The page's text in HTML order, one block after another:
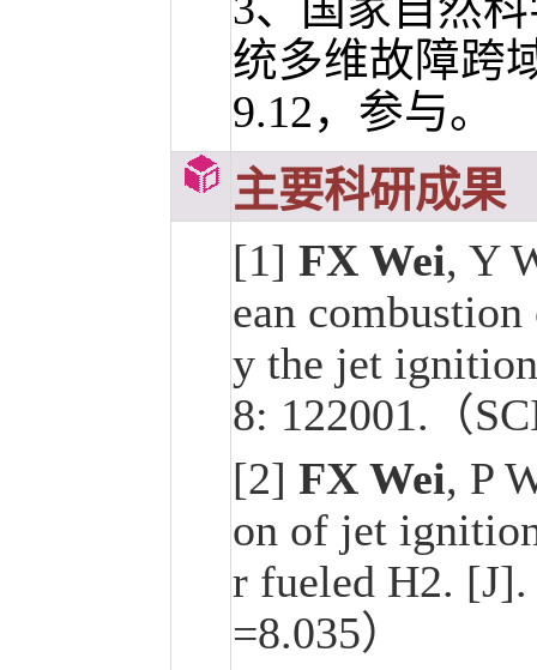
统多维故障跨
9.12，参与。
主要科研成果
[1] FX Wei, Y
ean
y the jet
8: 122001.（
[2] FX Wei, P
on of jet
r fueled H2. [J].
=8.035）